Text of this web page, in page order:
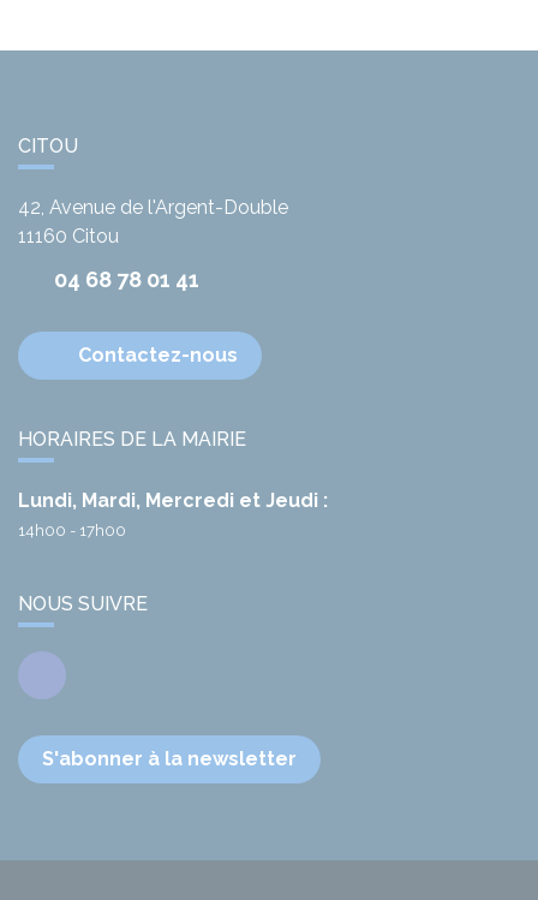
CITOU
42, Avenue de l'Argent-Double
11160 Citou
04 68 78 01 41
Contactez-nous
HORAIRES DE LA MAIRIE
Lundi, Mardi, Mercredi et Jeudi :
14h00 - 17h00
NOUS SUIVRE
Facebook
S'abonner à la newsletter